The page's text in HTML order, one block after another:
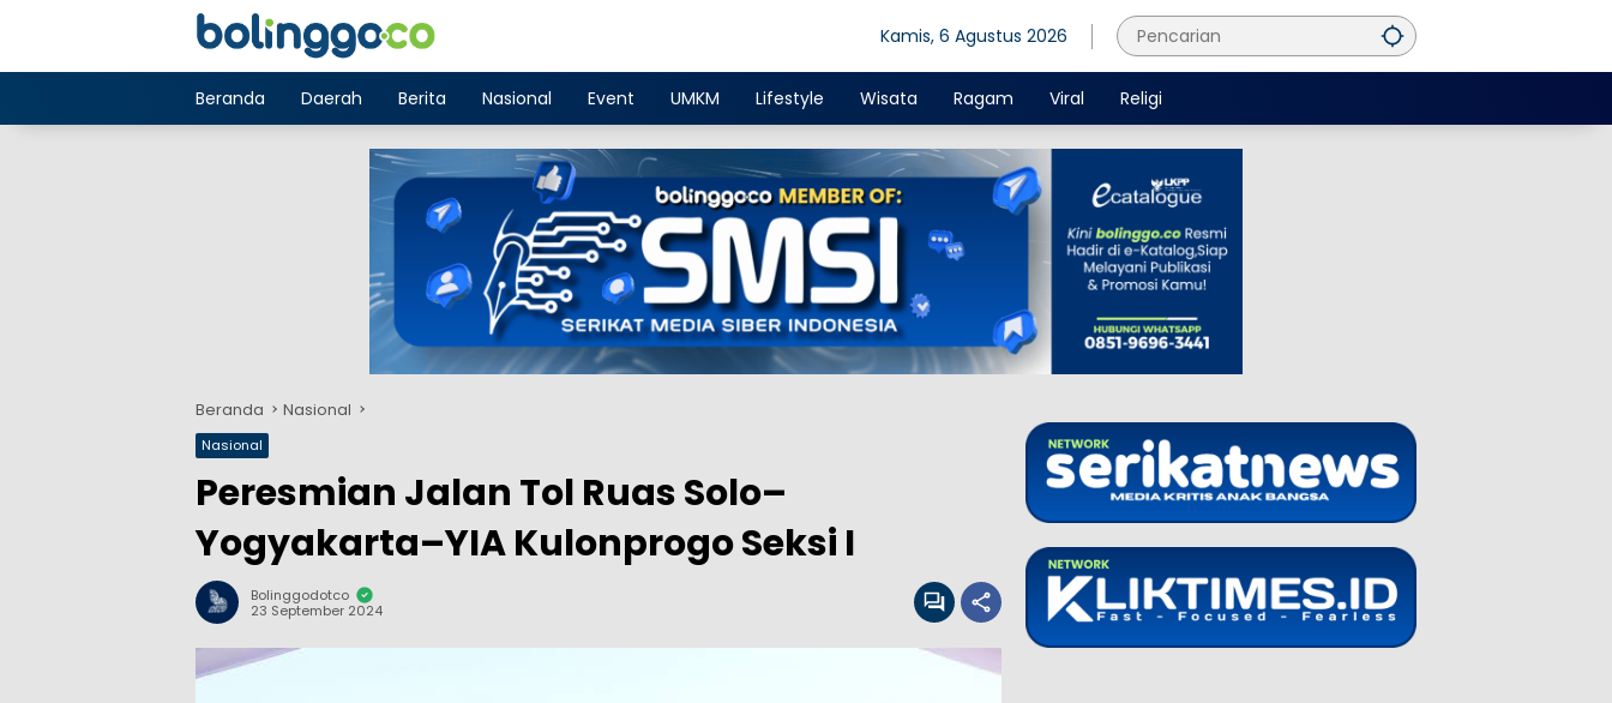
Kamis, 6 Agustus 2026
Beranda Daerah Berita Nasional Event UMKM Lifestyle Wisata Ragam Viral Religi
Beranda Nasional
Nasional
Peresmian Jalan Tol Ruas Solo–
Yogyakarta–YIA Kulonprogo Seksi I
Bolinggodotco
23 September 2024